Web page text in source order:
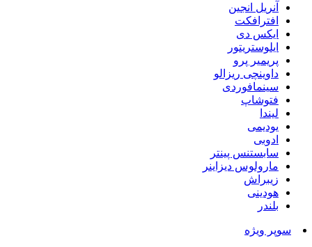
آنریل انجین
افترافکت
ایکس دی
ایلوستریتور
پریمیر پرو
داوینچی ریزالو
سینمافوردی
فتوشاپ
لیندا
یودیمی
ادوبی
سابستنس پینتر
مارولوس دیزاینر
زیبراش
هودینی
بلندر
سوپر ویژه